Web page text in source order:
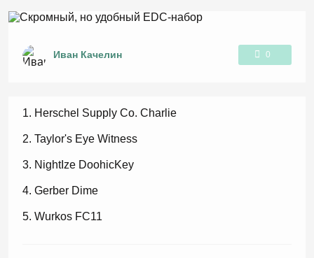
0
Иван Качелин
Herschel Supply Co. Charlie
Taylor's Eye Witness
NightIze DoohicKey
Gerber Dime
Wurkos FC11